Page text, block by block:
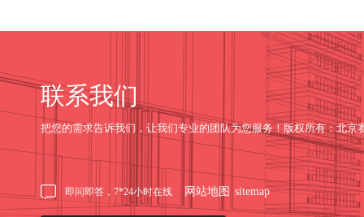
联系我们
把您的需求告诉我们，让我们专业的团队为您服务！版权所有：北京
即问即答，7*24小时在线 网站地图 sitemap